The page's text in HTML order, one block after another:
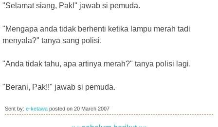
"Selamat siang, Pak!" jawab si pemuda.
"Mengapa anda tidak berhenti ketika lampu merah tadi
menyala?" tanya sang polisi.
"Anda tidak tahu, apa artinya merah?" tanya polisi lagi.
"Berani, Pak!!" jawab si pemuda.
Sent by: e-ketawa posted on 20 March 2007